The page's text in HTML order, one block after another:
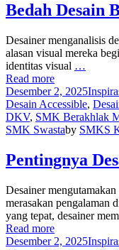
Bedah Desain
Desainer menganalisis
alasan visual mereka
identitas visual …
Read more
Desember 2, 2025
Desain Accessible,
DKV, SMK Berakhlak
SMK Swastaby SMKS
Pentingnya
Desainer
merasakan pengalaman
yang tepat, desainer
Read more
Desember 2, 2025